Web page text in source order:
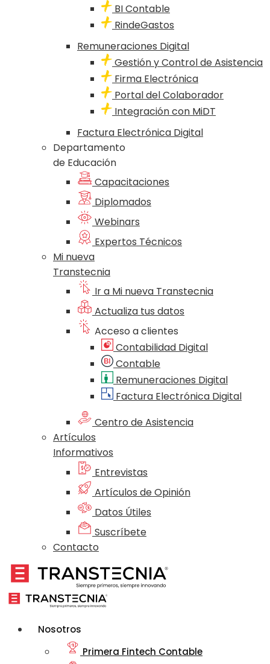
BI Contable
RindeGastos
Remuneraciones Digital
Gestión y Control de Asistencia
Firma Electrónica
Portal del Colaborador
Integración con MiDT
Factura Electrónica Digital
Departamento
de Educación
Capacitaciones
Diplomados
Webinars
Expertos Técnicos
Mi nueva
Transtecnia
Ir a Mi nueva Transtecnia
Actualiza tus datos
Acceso a clientes
Contabilidad Digital
Contable
Remuneraciones Digital
Factura Electrónica Digital
Centro de Asistencia
Artículos
Informativos
Entrevistas
Artículos de Opinión
Datos Útiles
Suscríbete
Contacto
Nosotros
Primera Fintech Contable